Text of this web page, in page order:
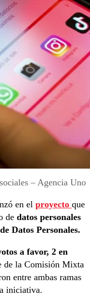
– Agencia Uno
en el proyecto que
de datos personales
Datos Personales.
a favor, 2 en
de la Comisión Mixta
entre ambas ramas
iniciativa.